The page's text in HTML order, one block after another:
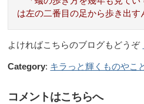
は左の二番目の足から歩き出す
よければこちらのブログもどうぞ
Category: キラっと輝くものやこ
コメントはこちらへ